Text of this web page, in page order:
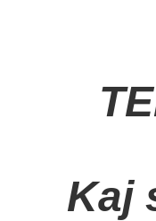
Kaj